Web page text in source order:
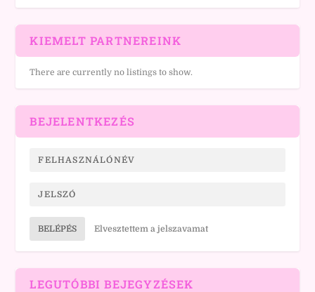
KIEMELT PARTNEREINK
There are currently no listings to show.
BEJELENTKEZÉS
BELÉPÉS Elvesztettem a jelszavamat
LEGUTÓBBI BEJEGYZÉSEK